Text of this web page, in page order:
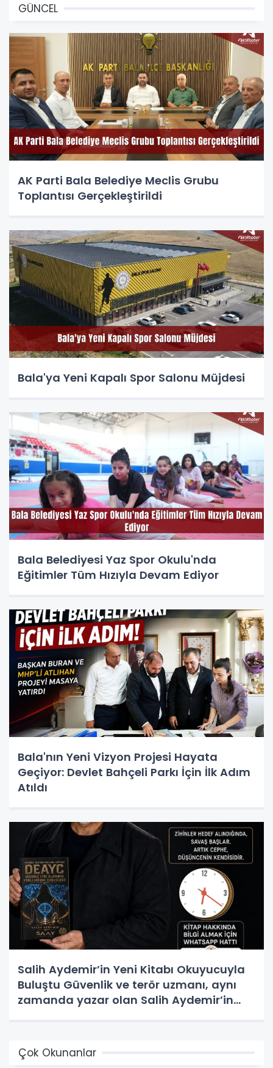
GÜNCEL
AK Parti Bala Belediye Meclis Grubu
Toplantısı Gerçekleştirildi
Bala'ya Yeni Kapalı Spor Salonu Müjdesi
Bala Belediyesi Yaz Spor Okulu'nda
Eğitimler Tüm Hızıyla Devam Ediyor
Bala'nın Yeni Vizyon Projesi Hayata
Geçiyor: Devlet Bahçeli Parkı İçin İlk Adım
Atıldı
Salih Aydemir’in Yeni Kitabı Okuyucuyla
Buluştu Güvenlik ve terör uzmanı, aynı
zamanda yazar olan Salih Aydemir’in
yayımlandı.
Çok Okunanlar